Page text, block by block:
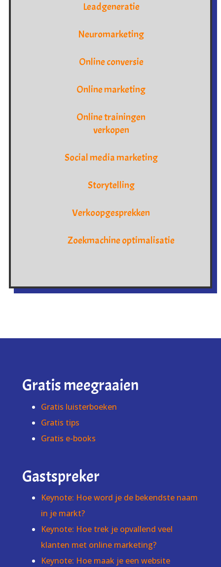
Leadgeneratie
Neuromarketing
Online conversie
Online marketing
Online trainingen
verkopen
Social media marketing
Storytelling
Verkoopgesprekken
Zoekmachine optimalisatie
Gratis meegraaien
Gratis luisterboeken
Gratis tips
Gratis e-books
Gastspreker
Keynote: Hoe word je de bekendste naam
in je markt?
Keynote: Hoe trek je opvallend veel
klanten met online marketing?
Keynote: Hoe maak je een website